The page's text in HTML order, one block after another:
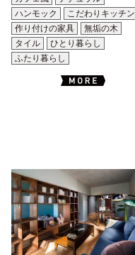
ハンモック
こだわりキッチン
作り付けの家具
無垢の木
タイル
ひとり暮らし
ふたり暮らし